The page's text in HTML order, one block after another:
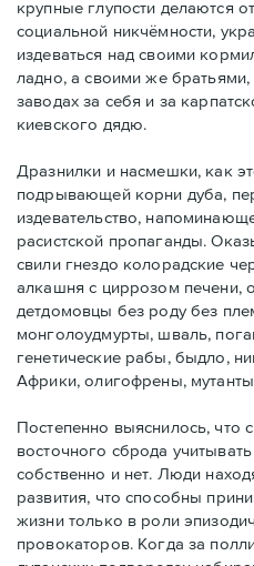
крупные глупости делаются
социальной никчёмности,
издеваться над своими
ладно, а своими же
заводах за себя и за
киевского дядю.
Дразнилки и насмешки, как
подрывающей корни дуба,
издевательство,
расистской пропаганды.
свили гнездо колорадские
алкашня с циррозом печени,
детдомовцы без роду без
монголоудмурты, шваль,
генетические рабы, быдло,
Африки, олигофрены,
Постепенно выяснилось, что
восточного сброда
собственно и нет. Люди
развития, что способны
жизни только в роли
провокаторов. Когда за